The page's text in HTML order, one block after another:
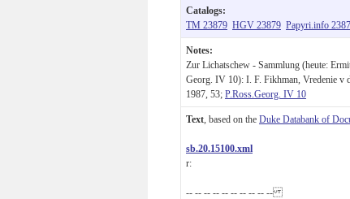
Catalogs:
TM 23879 HGV 23879 Papyri.info
Notes:
Zur Lichatschew - Sammlung (heute:
Georg. IV 10): I. F. Fikhman, Vredenie v
1987, 53; P.Ross.Georg. IV 10
Text , based on the Duke Databank of
sb.20.15100.xml
r:
-- -- -- -- -- -- -- -- -- --